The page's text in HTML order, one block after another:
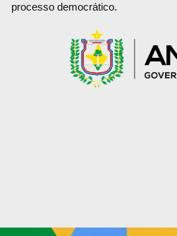
processo democrático.